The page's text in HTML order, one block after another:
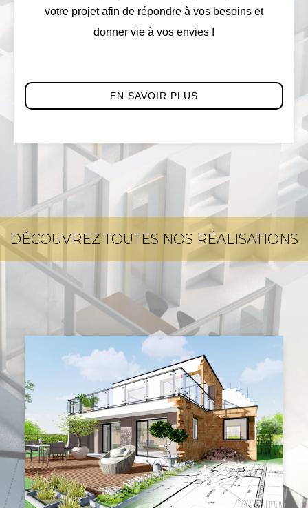
votre projet afin de répondre à vos besoins et
donner vie à vos envies !
EN SAVOIR PLUS
DÉCOUVREZ TOUTES NOS RÉALISATIONS